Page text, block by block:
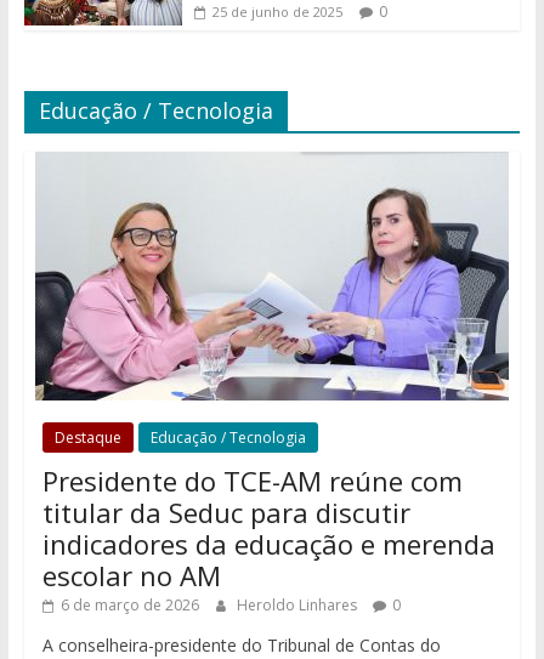
25 de junho de 2025 0
Educação / Tecnologia
Destaque Educação / Tecnologia
Presidente do TCE-AM reúne com
titular da Seduc para discutir
indicadores da educação e merenda
escolar no AM
6 de março de 2026 Heroldo Linhares 0
A conselheira-presidente do Tribunal de Contas do